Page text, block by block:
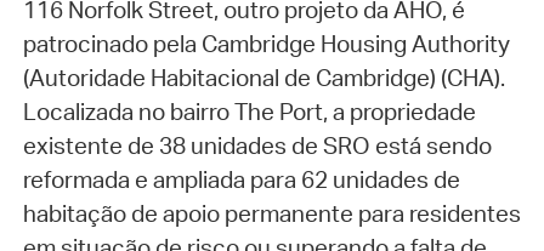
116 Norfolk Street, outro projeto da AHO, é
patrocinado pela Cambridge Housing Authority
(Autoridade Habitacional de Cambridge) (CHA).
Localizada no bairro The Port, a propriedade
existente de 38 unidades de SRO está sendo
reformada e ampliada para 62 unidades de
habitação de apoio permanente para residentes